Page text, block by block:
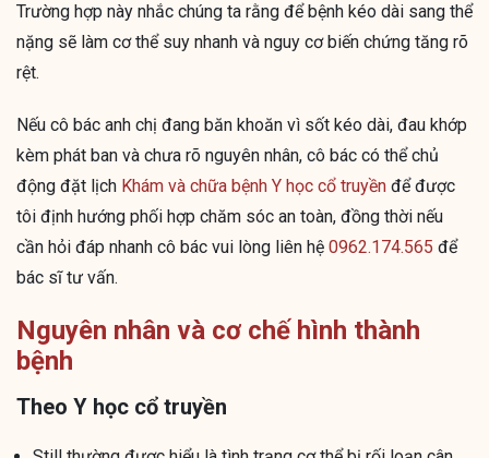
Trường hợp này nhắc chúng ta rằng để bệnh kéo dài sang thể
nặng sẽ làm cơ thể suy nhanh và nguy cơ biến chứng tăng rõ
rệt.
Nếu cô bác anh chị đang băn khoăn vì sốt kéo dài, đau khớp
kèm phát ban và chưa rõ nguyên nhân, cô bác có thể chủ
động đặt lịch Khám và chữa bệnh Y học cổ truyền để được
tôi định hướng phối hợp chăm sóc an toàn, đồng thời nếu
cần hỏi đáp nhanh cô bác vui lòng liên hệ 0962.174.565 để
bác sĩ tư vấn.
Nguyên nhân và cơ chế hình thành
bệnh
Theo Y học cổ truyền